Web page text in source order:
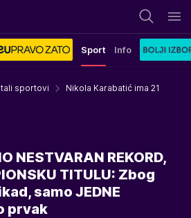
Sport Info
sportovi
Nikola Karabatić ima 21
NESTVARAN REKORD,
TITULU: Zbog
samo JEDNE
prvak